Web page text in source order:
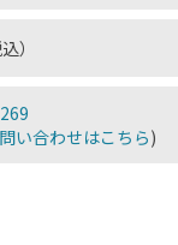
）
い合わせはこちら)